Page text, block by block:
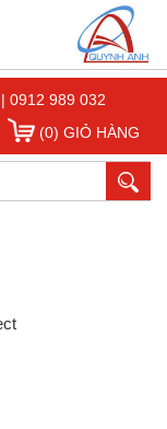
| 0912 989 032
(0) GIỎ HÀNG